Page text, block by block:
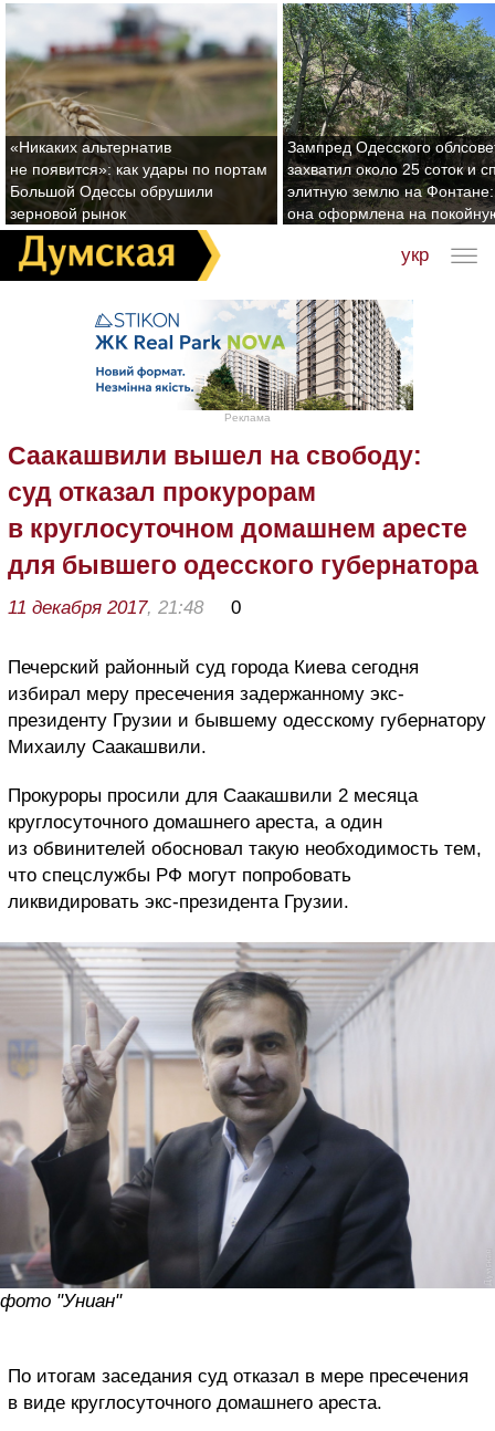
«Никаких альтернатив
не появится»: как удары по портам
Большой Одессы обрушили
зерновой рынок
Зампред Одесского
захватил около 25 соток и
элитную землю на Фонтане:
она оформлена на
укр
Реклама
Саакашвили вышел на свободу:
суд отказал прокурорам
в круглосуточном домашнем аресте
для бывшего одесского губернатора
11 декабря 2017, 21:48 0
Печерский районный суд города Киева сегодня
избирал меру пресечения задержанному экс-
президенту Грузии и бывшему одесскому губернатору
Михаилу Саакашвили.
Прокуроры просили для Саакашвили 2 месяца
круглосуточного домашнего ареста, а один
из обвинителей обосновал такую необходимость тем,
что спецслужбы РФ могут попробовать
ликвидировать экс-президента Грузии.
фото "Униан"
По итогам заседания суд отказал в мере пресечения
в виде круглосуточного домашнего ареста.